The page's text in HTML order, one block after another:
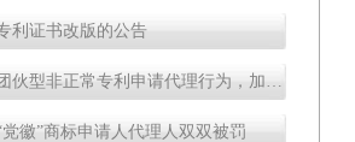
利证书改版的公告
打击团伙型非正常专利申请代理行为，加大对分散提交规避监管行为处罚，整治“具有特殊通道”等宣传行为|2024年“蓝天”行动实施方案
党徽”商标申请人代理人双双被罚